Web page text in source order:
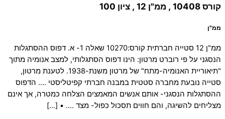
קורס 10408 , ממ"ן 12 , ציון 100
ממ"ן
ממ"ן 12 סטייה חברתית קורס:10270 שאלה 1- א. דפוס ההסתגלות
הנסגני על פי רוברט מרטון: הינו דפוס הסתגלותי, למצב אנומיה מתוך
"תיאוריית האנומיה-מתח" של מרטון משנת-1938. לטענת מרטון,
סטייה נובעת מחברה סטטית במבנה חברתי קפיטליסטי …. הדפוס
ההסתגלות הנסגני- אותם אנשים המאמצים הצלחה כמטרה, אך אינם
מצליחים להשיגה, והם חווים תסכול כפול- מצד …. • […]